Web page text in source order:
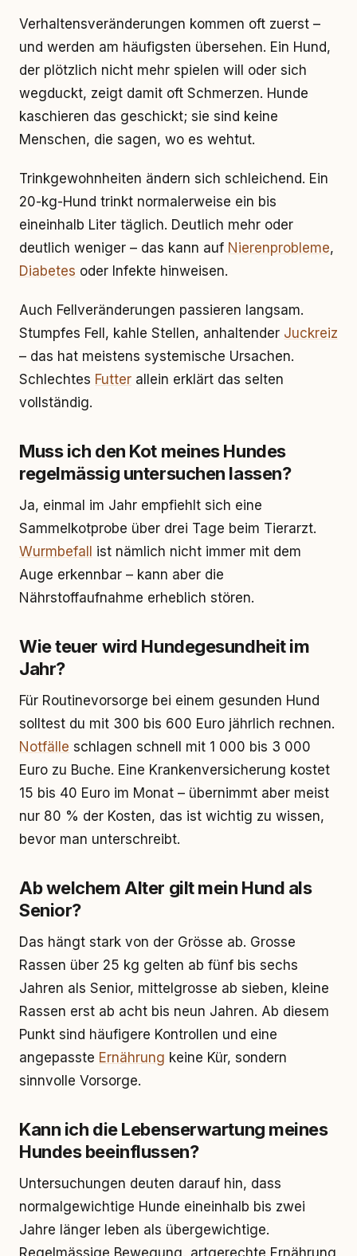
Verhaltensveränderungen kommen oft zuerst –
und werden am häufigsten übersehen. Ein Hund,
der plötzlich nicht mehr spielen will oder sich
wegduckt, zeigt damit oft Schmerzen. Hunde
kaschieren das geschickt; sie sind keine
Menschen, die sagen, wo es wehtut.
Trinkgewohnheiten ändern sich schleichend. Ein
20-kg-Hund trinkt normalerweise ein bis
eineinhalb Liter täglich. Deutlich mehr oder
deutlich weniger – das kann auf Nierenprobleme,
Diabetes oder Infekte hinweisen.
Auch Fellveränderungen passieren langsam.
Stumpfes Fell, kahle Stellen, anhaltender Juckreiz
– das hat meistens systemische Ursachen.
Schlechtes Futter allein erklärt das selten
vollständig.
Muss ich den Kot meines Hundes
regelmässig untersuchen lassen?
Ja, einmal im Jahr empfiehlt sich eine
Sammelkotprobe über drei Tage beim Tierarzt.
Wurmbefall
ist nämlich nicht immer mit dem
Auge erkennbar – kann aber die
Nährstoffaufnahme erheblich stören.
Wie teuer wird Hundegesundheit im
Jahr?
Für Routinevorsorge bei einem gesunden Hund
solltest du mit 300 bis 600 Euro jährlich rechnen.
Notfälle schlagen schnell mit 1 000 bis 3 000
Euro zu Buche. Eine Krankenversicherung kostet
15 bis 40 Euro im Monat – übernimmt aber meist
nur 80 % der Kosten, das ist wichtig zu wissen,
bevor man unterschreibt.
Ab welchem Alter gilt mein Hund als
Senior?
Das hängt stark von der Grösse ab. Grosse
Rassen über 25 kg gelten ab fünf bis sechs
Jahren als Senior, mittelgrosse ab sieben, kleine
Rassen erst ab acht bis neun Jahren. Ab diesem
Punkt sind häufigere Kontrollen und eine
angepasste Ernährung keine Kür, sondern
sinnvolle Vorsorge.
Kann ich die Lebenserwartung meines
Hundes beeinflussen?
Untersuchungen deuten darauf hin, dass
normalgewichtige Hunde eineinhalb bis zwei
Jahre länger leben als übergewichtige.
Regelmässige Bewegung, artgerechte Ernährung